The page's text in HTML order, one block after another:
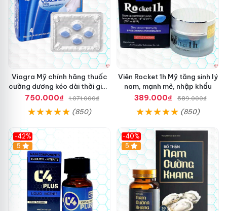
Viagra Mỹ chính hãng thuốc
cường dương kéo dài thời gian
cho Nam nhập khẩu chính
750.000₫ 1.071.000₫
(850)
Viên Rocket 1h Mỹ tăng sinh lý
nam, mạnh mẽ, nhập khẩu
389.000₫
589.000₫
(850)
-42%
5
-40%
5